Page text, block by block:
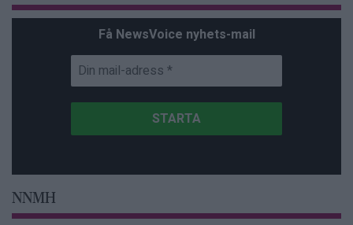
Få NewsVoice nyhets-mail
NNMH